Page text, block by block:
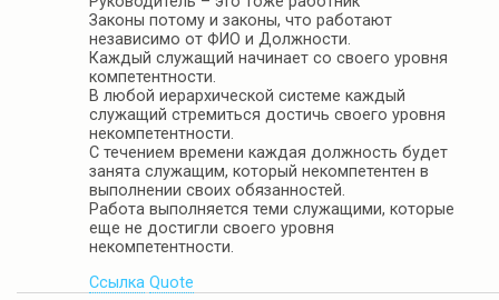
Законы потому и законы, что работают
независимо от ФИО и Должности.
Каждый служащий начинает со своего уровня
компетентности.
В любой иерархической системе каждый
служащий стремиться достичь своего уровня
некомпетентности.
С течением времени каждая должность будет
занята служащим, который некомпетентен в
выполнении своих обязанностей.
Работа выполняется теми служащими, которые
еще не достигли своего уровня
некомпетентности.
Ссылка Quote